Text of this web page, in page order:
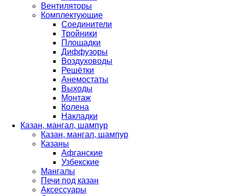
Вентиляторы
Комплектующие
Соединители
Тройники
Площадки
Диффузоры
Воздуховоды
Решётки
Анемостаты
Выходы
Монтаж
Колена
Накладки
Казан, мангал, шампур
Казан, мангал, шампур
Казаны
Афганские
Узбекские
Мангалы
Печи под казан
Аксессуары